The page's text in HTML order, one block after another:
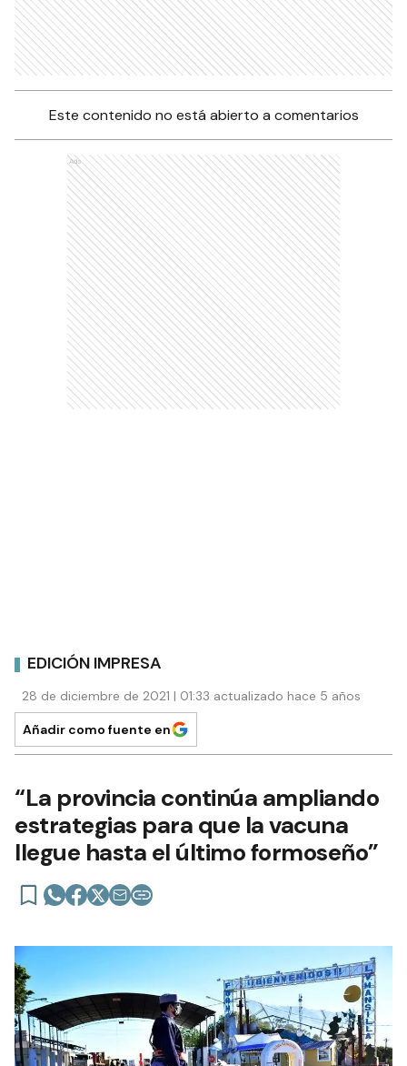
Este contenido no está abierto a comentarios
Ads
EDICIÓN IMPRESA
28 de diciembre de 2021 | 01:33 actualizado hace 5 años
Añadir como fuente en
“La provincia continúa ampliando
estrategias para que la vacuna
llegue hasta el último formoseño”